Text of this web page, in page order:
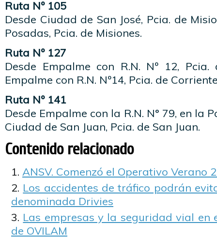
Ruta Nº 105
Desde Ciudad de San José, Pcia. de
Posadas, Pcia. de Misiones.
Ruta Nº 127
Desde Empalme con R.N. Nº 12,
Empalme con R.N. Nº14, Pcia. de
Ruta Nº 141
Desde Empalme con la R.N. N° 79, en la
Ciudad de San Juan, Pcia. de San Juan.
Contenido relacionado
ANSV. Comenzó el Operativo Verano
Los accidentes de tráfico podrán
denominada Drivies
Las empresas y la seguridad vial en
de OVILAM